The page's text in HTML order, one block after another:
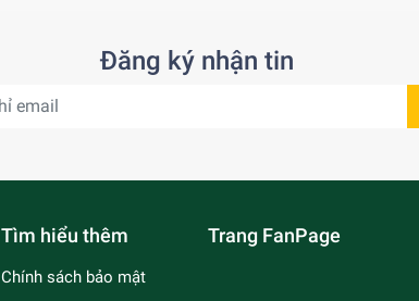
Đăng ký nhận tin
Tìm hiểu thêm
Chính sách bảo mật
Trang FanPage